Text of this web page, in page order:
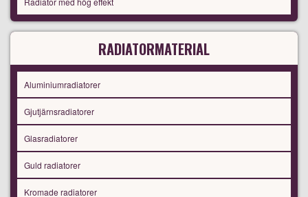
RADIATORMATERIAL
Aluminiumradiatorer
Gjutjärnsradiatorer
Glasradiatorer
Guld radiatorer
Kromade radiatorer